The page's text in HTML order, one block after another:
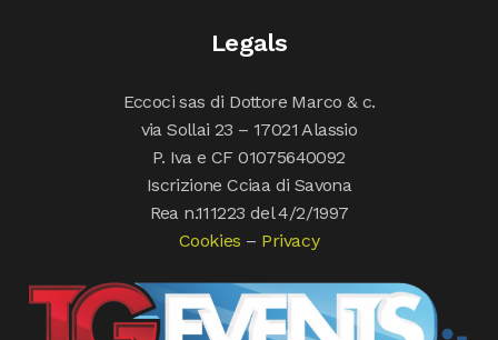
Legals
Eccoci sas di Dottore Marco & c.
via Sollai 23 – 17021 Alassio
P. Iva e CF 01075640092
Iscrizione Cciaa di Savona
Rea n.111223 del 4/2/1997
Cookies – Privacy